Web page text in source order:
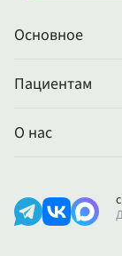
Основное
Пациентам
О нас